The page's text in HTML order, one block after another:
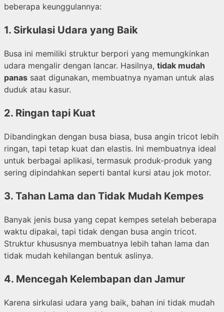
beberapa keunggulannya:
1. Sirkulasi Udara yang Baik
Busa ini memiliki struktur berpori yang memungkinkan
udara mengalir dengan lancar. Hasilnya, tidak mudah
panas saat digunakan, membuatnya nyaman untuk alas
duduk atau kasur.
2. Ringan tapi Kuat
Dibandingkan dengan busa biasa, busa angin tricot lebih
ringan, tapi tetap kuat dan elastis. Ini membuatnya ideal
untuk berbagai aplikasi, termasuk produk-produk yang
sering dipindahkan seperti bantal kursi atau jok motor.
3. Tahan Lama dan Tidak Mudah Kempes
Banyak jenis busa yang cepat kempes setelah beberapa
waktu dipakai, tapi tidak dengan busa angin tricot.
Struktur khususnya membuatnya lebih tahan lama dan
tidak mudah kehilangan bentuk aslinya.
4. Mencegah Kelembapan dan Jamur
Karena sirkulasi udara yang baik, bahan ini tidak mudah